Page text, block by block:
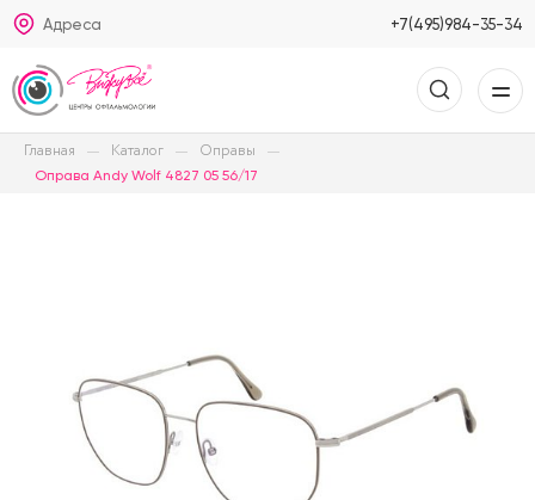
Адреса +7(495)984-35-34
Главная Каталог Оправы
Оправа Andy Wolf 4827 05 56/17